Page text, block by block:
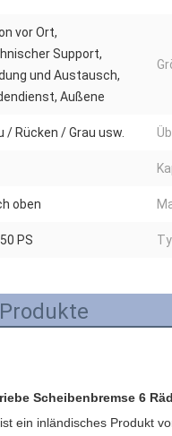
vor Ort,
Support,
und Austausch,
Außene
/ Rücken / Grau usw.
oben
PS
Scheibenbremse 6
ein inländisches Produkt